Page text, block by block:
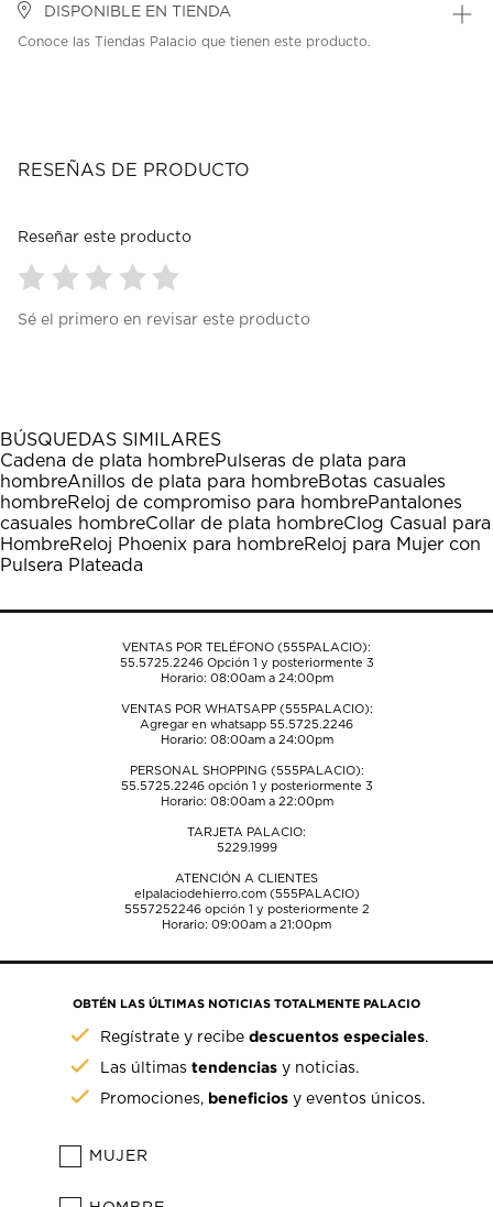
DISPONIBLE EN TIENDA
Conoce las Tiendas Palacio que tienen este producto.
RESEÑAS DE PRODUCTO
Reseñar este producto
para
1
estrella
Esta
acción
abrirá
el
formulario
de
para
estrellas.
Esta
acción
abrirá
el
formulario
de
para
estrellas.
Esta
acción
abrirá
el
formulario
de
para
estrellas.
Esta
acción
abrirá
el
formulario
de
para
estrellas.
Esta
acción
abrirá
el
formulario
Sé el primero en revisar este producto
BÚSQUEDAS SIMILARES
Cadena de plata hombrePulseras de plata para
hombreAnillos de plata para hombreBotas casuales
hombreReloj de compromiso para hombrePantalones
casuales hombreCollar de plata hombreClog Casual para
HombreReloj Phoenix para hombreReloj para Mujer con
Pulsera Plateada
VENTAS POR TELÉFONO (555PALACIO):
55.5725.2246Opción 1 y posteriormente 3
Horario: 08:00am a 24:00pm
VENTAS POR WHATSAPP (555PALACIO):
Agregar en whatsapp 55.5725.2246
Horario: 08:00am a 24:00pm
PERSONAL SHOPPING (555PALACIO):
55.5725.2246opción 1 y posteriormente 3
Horario: 08:00am a 22:00pm
TARJETA PALACIO:
5229.1999
ATENCIÓN A CLIENTES
elpalaciodehierro.com (555PALACIO)
5557252246opción 1 y posteriormente 2
Horario: 09:00am a 21:00pm
OBTÉN LAS ÚLTIMAS NOTICIAS TOTALMENTE PALACIO
Regístrate y recibedescuentos especiales.
Las últimastendencias y noticias.
Promociones, beneficios y eventos únicos.
MUJER